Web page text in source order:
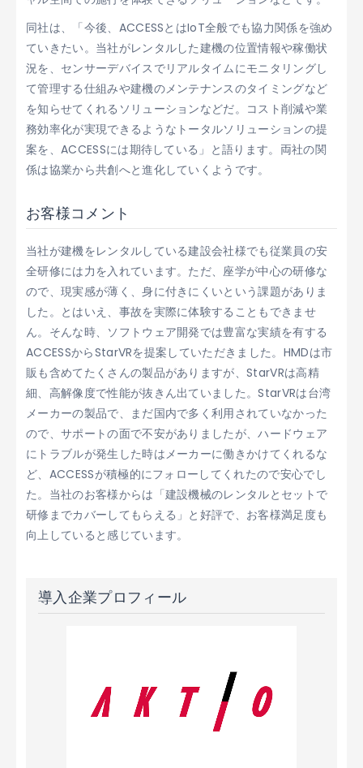
同社は、「今後、ACCESSとはIoT全般でも協力関係を強め
ていきたい。当社がレンタルした建機の位置情報や稼働状
況を、センサーデバイスでリアルタイムにモニタリングし
て管理する仕組みや建機のメンテナンスのタイミングなど
を知らせてくれるソリューションなどだ。コスト削減や業
務効率化が実現できるようなトータルソリューションの提
案を、ACCESSには期待している」と語ります。両社の関
係は協業から共創へと進化していくようです。
お客様コメント
当社が建機をレンタルしている建設会社様でも従業員の安
全研修には力を入れています。ただ、座学が中心の研修な
ので、現実感が薄く、身に付きにくいという課題がありま
した。とはいえ、事故を実際に体験することもできませ
ん。そんな時、ソフトウェア開発では豊富な実績を有する
ACCESSからStarVRを提案していただきました。HMDは市
販も含めてたくさんの製品がありますが、StarVRは高精
細、高解像度で性能が抜きん出ていました。StarVRは台湾
メーカーの製品で、まだ国内で多く利用されていなかった
ので、サポートの面で不安がありましたが、ハードウェア
にトラブルが発生した時はメーカーに働きかけてくれるな
ど、ACCESSが積極的にフォローしてくれたので安心でし
た。当社のお客様からは「建設機械のレンタルとセットで
研修までカバーしてもらえる」と好評で、お客様満足度も
向上していると感じています。
導入企業プロフィール